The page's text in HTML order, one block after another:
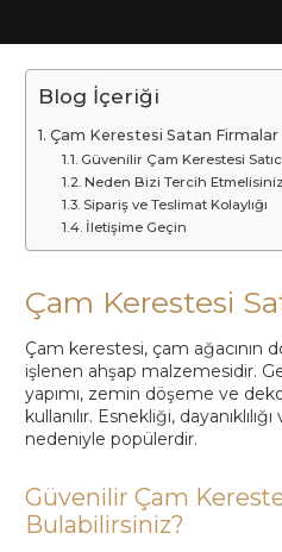
Blog İçeriği
Çam Kerestesi Satan Firmalar
Güvenilir Çam Kerestesi
Neden Bizi Tercih
Sipariş ve Teslimat Kolaylığı
İletişime Geçin
Çam Kerestesi
Çam kerestesi, çam ağacının
işlenen ahşap malzemesidir.
yapımı, zemin döşeme ve
kullanılır. Esnekliği,
nedeniyle popülerdir.
Güvenilir Çam
Bulabilirsiniz?